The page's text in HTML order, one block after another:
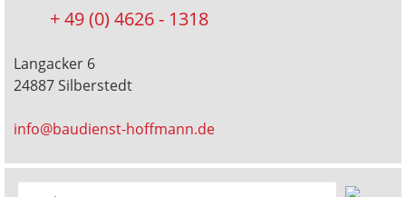
+ 49 (0) 4626 - 1318
Langacker 6
24887 Silberstedt
info@baudienst-hoffmann.de